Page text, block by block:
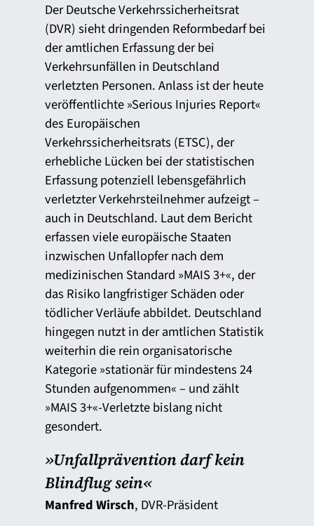
Der Deutsche Verkehrssicherheitsrat
(DVR) sieht dringenden Reformbedarf bei
der amtlichen Erfassung der bei
Verkehrsunfällen in Deutschland
verletzten Personen. Anlass ist der heute
veröffentlichte »Serious Injuries Report«
des Europäischen
Verkehrssicherheitsrats (ETSC), der
erhebliche Lücken bei der statistischen
Erfassung potenziell lebensgefährlich
verletzter Verkehrsteilnehmer aufzeigt –
auch in Deutschland. Laut dem Bericht
erfassen viele europäische Staaten
inzwischen Unfallopfer nach dem
medizinischen Standard »MAIS 3+«, der
das Risiko langfristiger Schäden oder
tödlicher Verläufe abbildet. Deutschland
hingegen nutzt in der amtlichen Statistik
weiterhin die rein organisatorische
Kategorie »stationär für mindestens 24
Stunden aufgenommen« – und zählt
»MAIS 3+«-Verletzte bislang nicht
gesondert.
»Unfallprävention darf kein
Blindflug sein«
Manfred Wirsch, DVR-Präsident